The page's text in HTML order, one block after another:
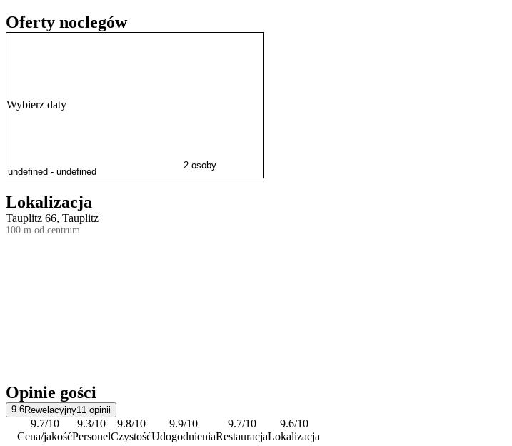
Lokalizacja
Tauplitz 66, Tauplitz
100 m od centrum
Opinie gości
9.6Rewelacyjny11 opinii
9.7/10
Cena/jakość
9.3/10
Personel
9.8/10
Czystość
9.9/10
Udogodnienia
9.7/10
Restauracja
9.6/10
Lokalizacja
Oferty noclegów
Wybierz daty
2 osoby